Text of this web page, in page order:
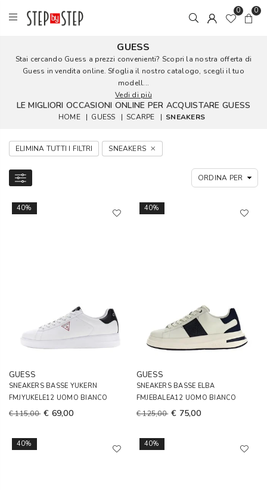
0 0
GUESS
Stai cercando Guess a prezzi convenienti? Scopri la nostra offerta di
Guess in vendita online. Sfoglia il nostro catalogo, scegli il tuo
modell...
Vedi di più
LE MIGLIORI OCCASIONI ONLINE PER ACQUISTARE GUESS
HOME | GUESS | SCARPE | SNEAKERS
ELIMINA TUTTI I FILTRI SNEAKERS
40%
GUESS
SNEAKERS BASSE YUKERN
FMJYUKELE12 UOMO BIANCO
€ 115,00 € 69,00
40%
GUESS
SNEAKERS BASSE ELBA
FMJEBALEA12 UOMO BIANCO
€ 125,00 € 75,00
40% 40%